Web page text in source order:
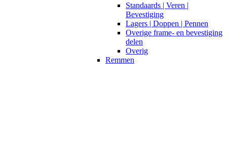
Standaards | Veren |
Bevestiging
Lagers | Doppen | Pennen
Overige frame- en bevestiging
delen
Overig
Remmen